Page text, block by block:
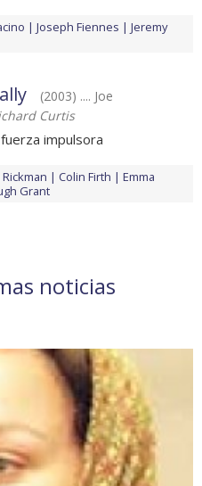
Joseph Fiennes
Jeremy
(2003) .... Joe
Curtis
impulsora
Colin Firth
Emma
Grant
noticias